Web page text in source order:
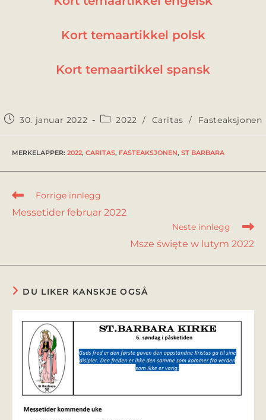
Kort temaartikkel polsk
Kort temaartikkel spansk
30. januar 2022 2022 / Caritas / Fasteaksjonen
MERKELAPPER: 2022, CARITAS, FASTEAKSJONEN, ST BARBARA
Forrige innlegg
Messetider februar 2022
Neste innlegg
Msze święte w lutym 2022
DU LIKER KANSKJE OGSÅ